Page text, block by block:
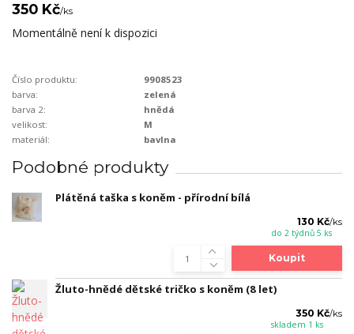
350 Kč/ks
Momentálně není k dispozici
Číslo produktu:
9908523
barva:
zelená
barva 2:
hnědá
velikost:
M
materiál:
bavlna
Podobné produkty
Plátěná taška s koněm - přírodní bílá
130 Kč/ks
do 2 týdnů 5 ks
Koupit
Žluto-hnědé dětské tričko s koněm (8 let)
350 Kč/ks
skladem 1 ks